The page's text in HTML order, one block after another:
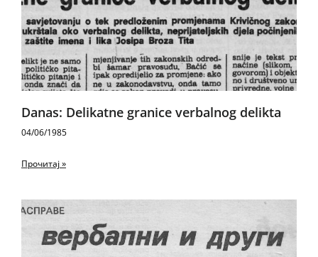
Danas: Delikatne granice verbalnog delikta
04/06/1985
Прочитај »